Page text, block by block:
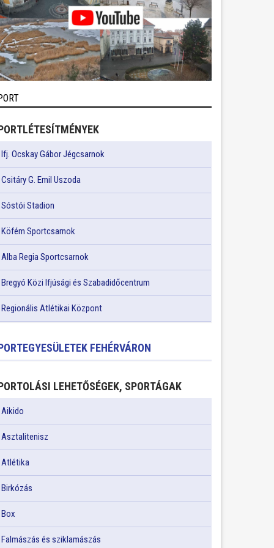
Ifj. Ocskay Gábor Jégcsarnok
Csitáry G. Emil Uszoda
Sóstói Stadion
Köfém Sportcsarnok
Alba Regia Sportcsarnok
Bregyó Közi Ifjúsági és Szabadidőcentrum
Regionális Atlétikai Központ
FEHÉRVÁRON
LEHETŐSÉGEK, SPORTÁGAK
Aikido
Asztalitenisz
Atlétika
Birkózás
Box
Falmászás és sziklamászás